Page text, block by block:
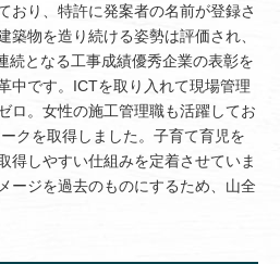
おり、特許に発案者の名前が登録さ
築物を造り続ける姿勢は評価され、
続となる工事成績優秀企業の表彰を
中です。ICTを取り入れて現場管理
ロ。女性の施工管理職も活躍してお
クを取得しました。子育て育児を
得しやすい仕組みを定着させていま
ージを過去のものにするため、山全